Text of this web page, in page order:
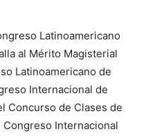
Latinoamericano
al Mérito Magisterial
Latinoamericano de
Internacional de
Concurso de Clases de
Congreso Internacional